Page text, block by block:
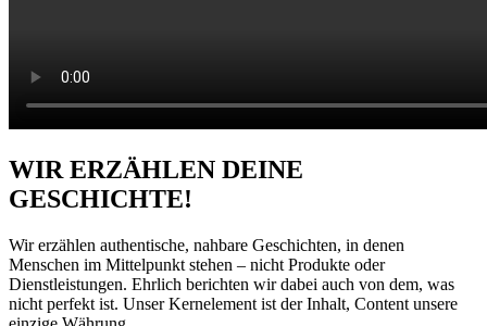
WIR ERZÄHLEN DEINE
GESCHICHTE!
Wir erzählen authentische, nahbare Geschichten, in denen
Menschen im Mittelpunkt stehen – nicht Produkte oder
Dienstleistungen. Ehrlich berichten wir dabei auch von dem, was
nicht perfekt ist. Unser Kernelement ist der Inhalt, Content unsere